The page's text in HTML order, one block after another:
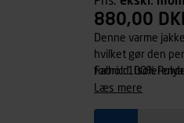
880,00
Denne varme
hvilket gør den
forhold.
Fabric: 100%
læs mere